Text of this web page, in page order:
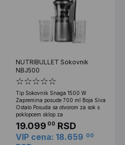
NUTRIBULLET Sokovnik
NBJ500
Tip Sokovnik Snaga 1500 W
Zapremina posude 700 ml Boja Siva
Ostalo Posuda sa otvorom za sok s
poklopcem sklop za
19.099 00 RSD
VIP cena: 18.659 00